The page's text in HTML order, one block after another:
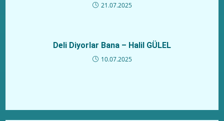
21.07.2025
Deli Diyorlar Bana – Halil GÜLEL
10.07.2025